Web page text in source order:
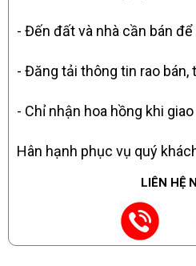
- Đến đất và nhà cần bán
- Đăng tải thông tin rao bán,
- Chỉ nhận hoa hồng khi
Hân hạnh phục vụ quý
LIÊN HỆ